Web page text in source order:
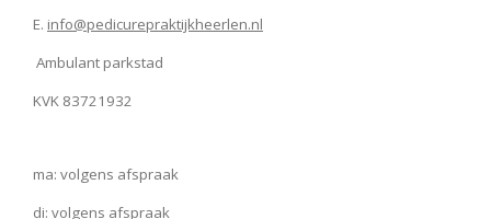
E. info@pedicurepraktijkheerlen.nl
Ambulant parkstad
KVK 83721932
ma: volgens afspraak
di: volgens afspraak